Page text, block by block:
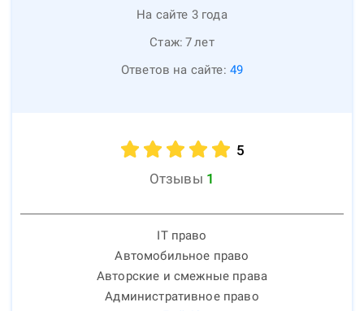
На сайте 3 года
Стаж: 7лет
Ответов на сайте: 49
5
Отзывы 1
IT право
Автомобильное право
Авторские и смежные права
Административное право